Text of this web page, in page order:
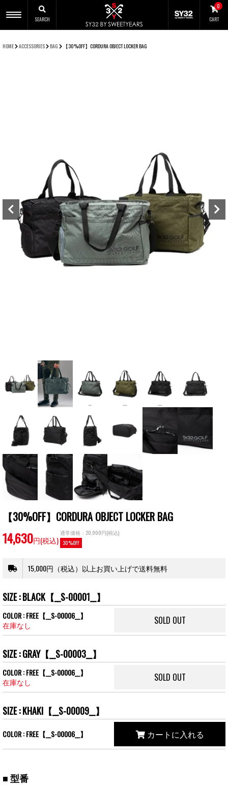
SEARCH
0
CART
CLOSE
HOME ACCESSORIES BAG 【30%OFF】CORDURA OBJECT LOCKER BAG
【30%OFF】CORDURA OBJECT LOCKER BAG
14,630円(税込)
通常価格：20,900円(税込)
30%OFF
15,000円（税込）以上お買い上げで送料無料
SIZE : BLACK【__S-00001__】
COLOR : FREE【__S-00006__】
在庫なし
SOLD OUT
SIZE : GRAY【__S-00003__】
COLOR : FREE【__S-00006__】
在庫なし
SOLD OUT
SIZE : KHAKI【__S-00009__】
COLOR : FREE【__S-00006__】 カートに入れる
■ 型番